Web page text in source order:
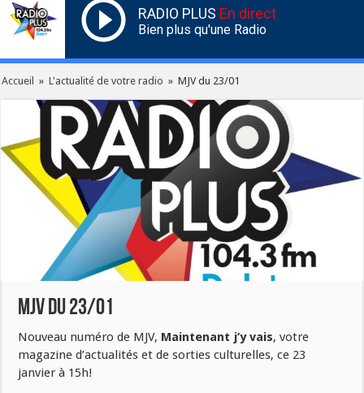
RADIO PLUS En direct
Bien plus qu'une Radio
Accueil » L'actualité de votre radio » MJV du 23/01
MJV du 23/01
Nouveau numéro de MJV, Maintenant j’y vais, votre
magazine d’actualités et de sorties culturelles, ce 23
janvier à 15h!